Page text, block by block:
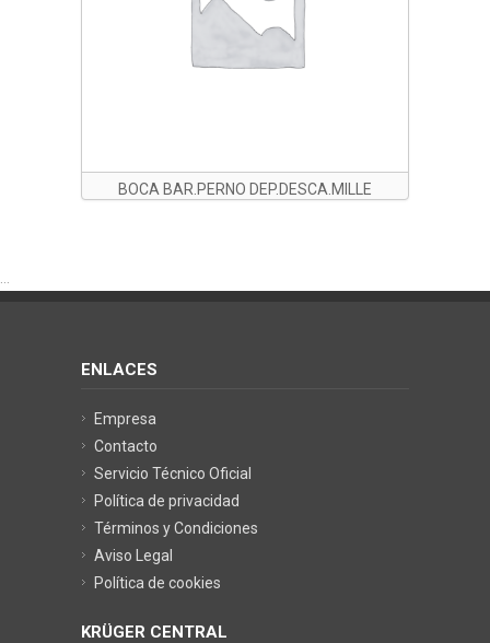
BOCA BAR.PERNO DEP.DESCA.MILLE
ENLACES
Empresa
Contacto
Servicio Técnico Oficial
Política de privacidad
Términos y Condiciones
Aviso Legal
Política de cookies
KRÜGER CENTRAL